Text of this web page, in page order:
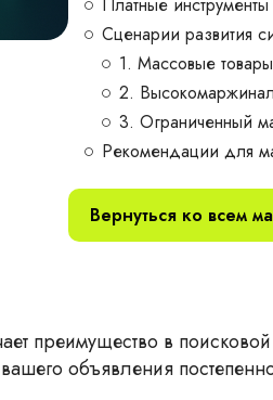
Сценарии развития
1. Массовые
2.
3. Ограниченный
Рекомендации для
Вернуться ко всем
преимущество в
объявления